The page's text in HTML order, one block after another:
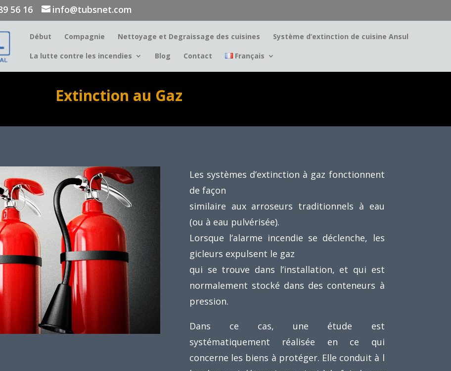
56 16 info@tubsnet.com
Début Compagnie Nettoyage et Degraissage des cuisines Système d’extinction de cuisine Ansul
La lutte contre les incendies Blog Contact Français
Extinction au Gaz
Les systèmes d’extinction à gaz fonctionnent
de façon
similaire aux arroseurs traditionnels à eau
(ou à eau pulvérisée).
Lorsque l’alarme incendie se déclenche, les
gicleurs expulsent le gaz
qui se trouve dans l’installation, et qui est
normalement stocké dans des conteneurs à
pression.
Dans ce cas, une étude est
systématiquement réalisée en ce qui
concerne les biens à protéger. Elle conduit à l